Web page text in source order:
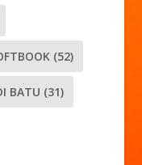
(52)
BATU (31)